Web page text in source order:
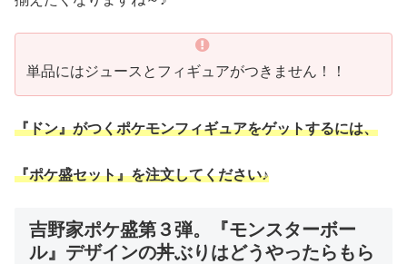
単品にはジュースとフィギュアがつきません！！
『ドン』がつくポケモンフィギュアをゲットするには、
『ポケ盛セット』を注文してください♪
吉野家ポケ盛第３弾。『モンスターボー
ル』デザインの丼ぶりはどうやったらもら